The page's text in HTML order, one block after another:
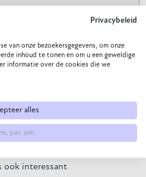
ook interessant
Privacybeleid
van onze bezoekersgegevens, om onze
inhoud te tonen en om u een geweldige
informatie over de cookies die we
alles
pas aan